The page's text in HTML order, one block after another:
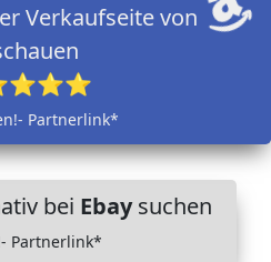
Verkaufseite von
Partnerlink*
bei Ebaysuchen
Partnerlink*